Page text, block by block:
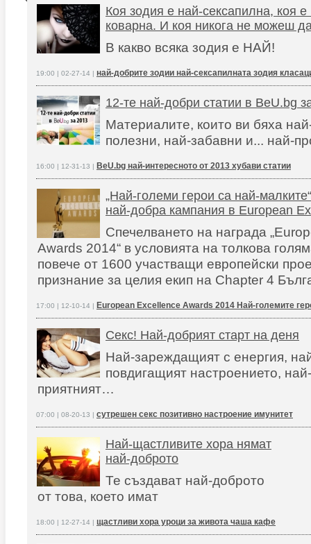
Коя зодия е най-сексапилна, коя
коварна. И коя никога не можеш
В какво всяка зодия е НАЙ!
19:00 | 02-27-14 | най-добрите зодии най-сексапилната зодия
12-те най-добри статии в BeU.bg
Материалите, които ви бяха
полезни, най-забавни и... най-
16:00 | 12-31-13 | BeU.bg най-интересното от 2013 хубави статии
„Най-големи герои са най-
най-добра кампания в European
Спечелването на награда
Awards 2014“ в условията на толкова
повече от 1600 участващи европейски
признание за целия екип на Chapter 4
17:00 | 12-10-14 | European Excellence Awards 2014 Най-големите
Секс! Най-добрият старт на деня
Най-зареждащият с енергия,
повдигащият настроението, най-
приятният…
07:00 | 08-20-13 | сутрешен секс позитивно настроение имунитет
Най-щастливите хора нямат
най-доброто
Те създават най-доброто
от това, което имат
18:00 | 12-27-14 | щастливи хора уроци за живота чаша кафе